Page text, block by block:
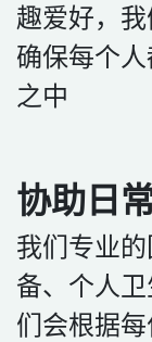
趣爱好，我
确保每个
之中
协助日
我们专业
备、个人
们会根据